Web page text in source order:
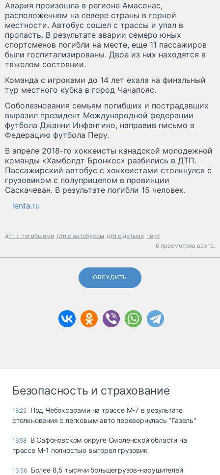
Авария произошла в регионе Амасонас,
расположенном на севере страны в горной
местности. Автобус сошел с трассы и упал в
пропасть. В результате аварии семеро юных
спортсменов погибли на месте, еще 11 пассажиров
были госпитализированы. Двое из них находятся в
тяжелом состоянии.
Команда с игроками до 14 лет ехала на финальный
тур местного кубка в город Чачапояс.
Соболезнования семьям погибших и пострадавших
выразил президент Международной федерации
футбола Джанни Инфантино, направив письмо в
Федерацию футбола Перу.
В апреле 2018-го хоккеисты канадской молодежной
команды «Хамболдт Бронкос» разбились в ДТП.
Пассажирский автобус с хоккеистами столкнулся с
грузовиком с полуприцепом в провинции
Саскачеван. В результате погибли 15 человек.
lenta.ru
дтп с погибшими дтп с автобусом дтп с детьми перу
6 просмотров всего.
ОБСУДИТЬ
Безопасность и страхование
18:22 Под Чебоксарами на трассе М-7 в результате
столкновения с легковым авто перевернулась "Газель"
16:58 В Сафоновском округе Смоленской области на
трассе М-1 полностью выгорел грузовик
13:56 Более 8,5 тысячи большегрузов-нарушителей